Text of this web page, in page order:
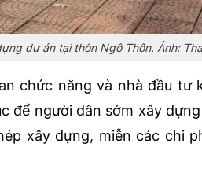
dự án tại thôn Ngô Thôn. Ảnh:
chức năng và nhà đầu tư
người dân sớm xây
xây dựng, miễn các chi